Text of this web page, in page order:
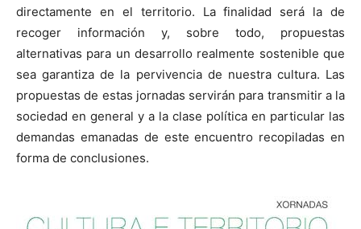
directamente en el territorio. La finalidad será la de
recoger información y, sobre todo, propuestas
alternativas para un desarrollo realmente sostenible que
sea garantiza de la pervivencia de nuestra cultura. Las
propuestas de estas jornadas servirán para transmitir a la
sociedad en general y a la clase política en particular las
demandas emanadas de este encuentro recopiladas en
forma de conclusiones.